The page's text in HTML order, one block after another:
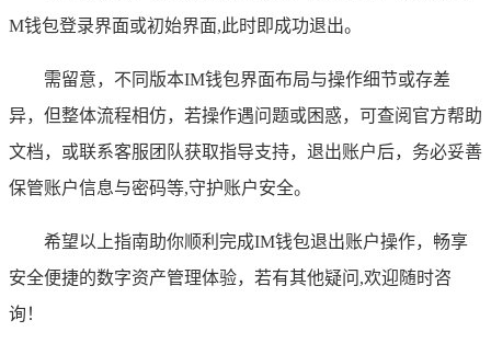
M钱包登录界面或初始界面,此时即成功退出。
需留意，不同版本IM钱包界面布局与操作细节或存差
异，但整体流程相仿，若操作遇问题或困惑，可查阅官方帮助
文档，或联系客服团队获取指导支持，退出账户后，务必妥善
保管账户信息与密码等,守护账户安全。
希望以上指南助你顺利完成IM钱包退出账户操作，畅享
安全便捷的数字资产管理体验，若有其他疑问,欢迎随时咨
询！